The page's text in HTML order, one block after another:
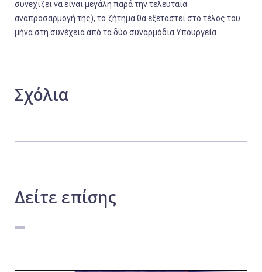
συνεχίζει να είναι μεγάλη παρά την τελευταία
αναπροσαρμογή της), το ζήτημα θα εξεταστεί στο τέλος του
μήνα στη συνέχεια από τα δύο συναρμόδια Υπουργεία.
Σχόλια
Δείτε επίσης